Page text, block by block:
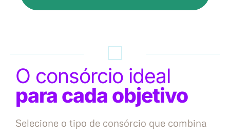
O consórcio ideal
para cada objetivo
Selecione o tipo de consórcio que combina